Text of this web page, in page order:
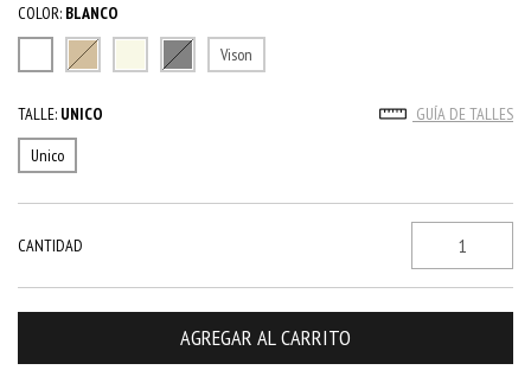
COLOR: BLANCO
Vison
TALLE: UNICO
GUÍA DE TALLES
Unico
CANTIDAD